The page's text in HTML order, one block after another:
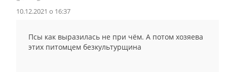
10.12.2021 о 16:37
Псы как выразилась не при чём. А потом хозяева
этих питомцем безкультурщина